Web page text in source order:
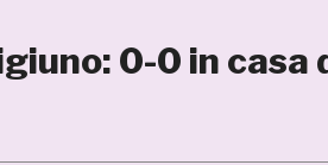
0-0 in casa